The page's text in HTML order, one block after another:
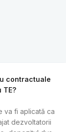
contractuale
TE?
va fi aplicată ca
dezvoltatorii